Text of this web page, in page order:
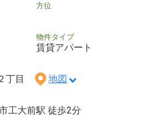
方位
物件タイプ
賃貸アパート
丁目 地図
工大前駅 徒歩2分